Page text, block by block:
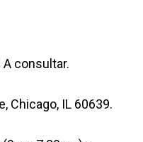
A consultar.
Chicago, IL 60639.